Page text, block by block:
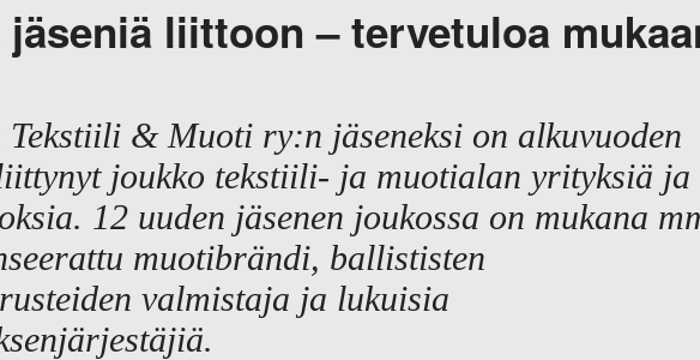
jäseniä liittoon – tervetuloa
Tekstiili & Muoti ry:n jäseneksi on alkuvuoden
joukko tekstiili- ja muotialan yrityksiä ja
12 uuden jäsenen joukossa on mukana
muotibrändi, ballististen
valmistaja ja lukuisia